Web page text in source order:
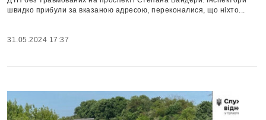
швидко прибули за вказаною адресою, переконалися, що ніхто...
31.05.2024 17:37